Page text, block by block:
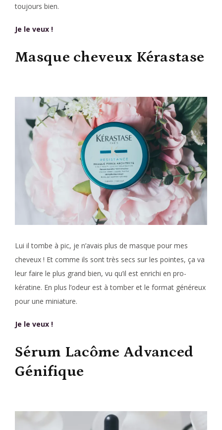
toujours bien.
Je le veux !
Masque cheveux Kérastase
Lui il tombe à pic, je n’avais plus de masque pour mes
cheveux ! Et comme ils sont très secs sur les pointes, ça va
leur faire le plus grand bien, vu qu’il est enrichi en pro-
kératine. En plus l’odeur est à tomber et le format généreux
pour une miniature.
Je le veux !
Sérum Lacôme Advanced
Génifique